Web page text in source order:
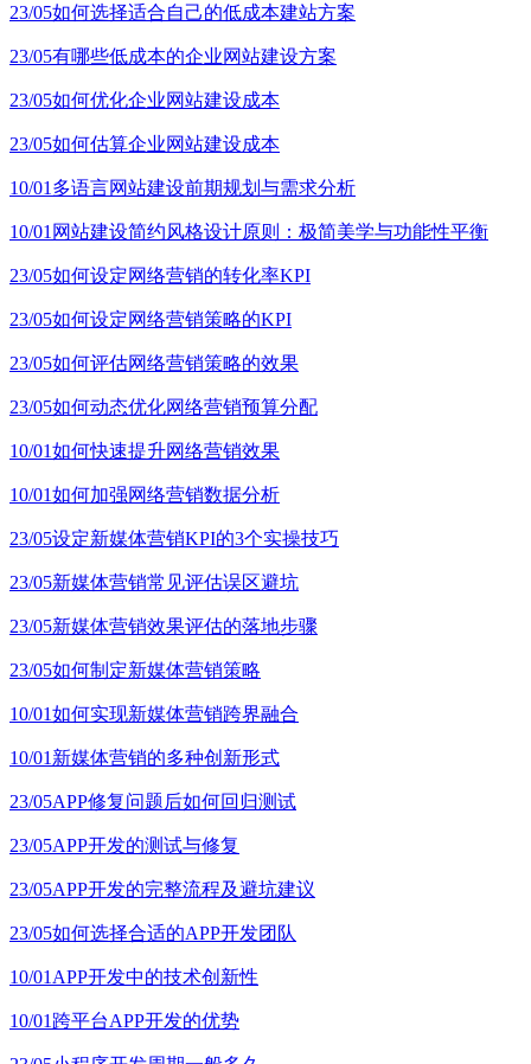
23/05如何选择适合自己的低成本建站方案
23/05有哪些低成本的企业网站建设方案
23/05如何优化企业网站建设成本
23/05如何估算企业网站建设成本
10/01 多语言网站建设前期规划与需求分析
10/01 网站建设简约风格设计原则：极简美学与功能性平衡
23/05如何设定网络营销的转化率KPI
23/05如何设定网络营销策略的KPI
23/05如何评估网络营销策略的效果
23/05如何动态优化网络营销预算分配
10/01如何快速提升网络营销效果
10/01如何加强网络营销数据分析
23/05设定新媒体营销KPI的3个实操技巧
23/05新媒体营销常见评估误区避坑
23/05新媒体营销效果评估的落地步骤
23/05如何制定新媒体营销策略
10/01如何实现新媒体营销跨界融合
10/01 新媒体营销的多种创新形式
23/05APP修复问题后如何回归测试
23/05APP开发的测试与修复
23/05APP开发的完整流程及避坑建议
23/05如何选择合适的APP开发团队
10/01 APP开发中的技术创新性
10/01 跨平台APP开发的优势